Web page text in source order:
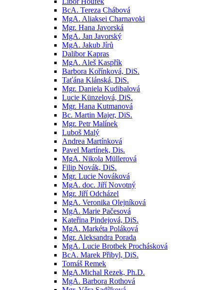
BcA. Tereza Chábová
MgA. Aliaksei Charnavoki
Mgr. Hana Javorská
MgA. Jan Javorský
MgA. Jakub Jírů
Dalibor Kapras
MgA. Aleš Kaspřík
Barbora Kořínková, DiS.
Taťána Klánská, DiS.
Mgr. Daniela Kudibalová
Lucie Künzelová, DiS.
Mgr. Hana Kutmanová
Bc. Martin Majer, DiS.
Mgr. Petr Malínek
Luboš Malý
Andrea Martínková
Pavel Martínek, Dis.
MgA. Nikola Müllerová
Filip Novák, DiS.
Mgr. Lucie Nováková
MgA. doc. Jiří Novotný
Mgr. Jiří Odcházel
MgA. Veronika Olejníková
MgA. Marie Pačesová
Kateřina Pindejová, DiS.
MgA. Markéta Poláková
Mgr. Aleksandra Porada
MgA. Lucie Brotbek Prochásková
BcA. Marek Přibyl, DiS.
Tomáš Remek
MgA.Michal Rezek, Ph.D.
MgA. Barbora Rothová